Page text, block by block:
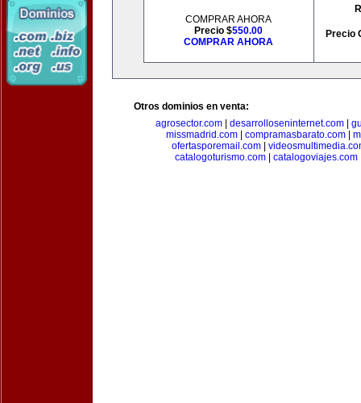
COMPRAR AHORA
Precio $550.00
COMPRAR AHORA
Precio
Otros dominios en venta:
agrosector.com
desarrolloseninternet.com
missmadrid.com| compramasbarato.com|
ofertasporemail.com
catalogoturismo.com
catalogoviajes.com